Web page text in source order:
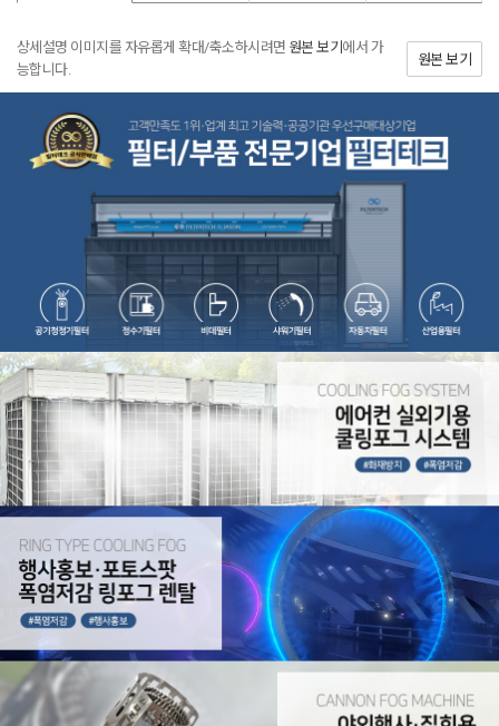
상세설명 이미지를 자유롭게 확대/축소하시려면 원본 보기 에서 가
능합니다.
원본 보기